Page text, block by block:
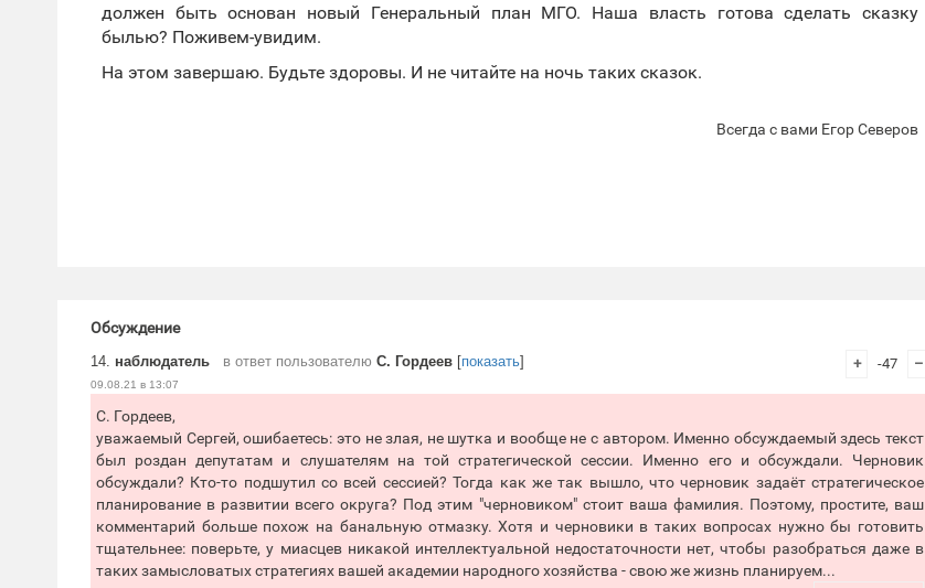
должен быть основан новый Генеральный план МГО. Наша власть готова сделать сказку
былью? Поживем-увидим.
На этом завершаю. Будьте здоровы. И не читайте на ночь таких сказок.
Всегда с вами Егор Северов
Обсуждение
14. наблюдатель в ответ пользователю С. Гордеев [показать]
09.08.21 в 13:07
+ -47 –
С. Гордеев,
уважаемый Сергей, ошибаетесь: это не злая, не шутка и вообще не с автором. Именно обсуждаемый здесь текст
был роздан депутатам и слушателям на той стратегической сессии. Именно его и обсуждали. Черновик
обсуждали? Кто-то подшутил со всей сессией? Тогда как же так вышло, что черновик задаёт стратегическое
планирование в развитии всего округа? Под этим "черновиком" стоит ваша фамилия. Поэтому, простите, ваш
комментарий больше похож на банальную отмазку. Хотя и черновики в таких вопросах нужно бы готовить
тщательнее: поверьте, у миасцев никакой интеллектуальной недостаточности нет, чтобы разобраться даже в
таких замысловатых стратегиях вашей академии народного хозяйства - свою же жизнь планируем...